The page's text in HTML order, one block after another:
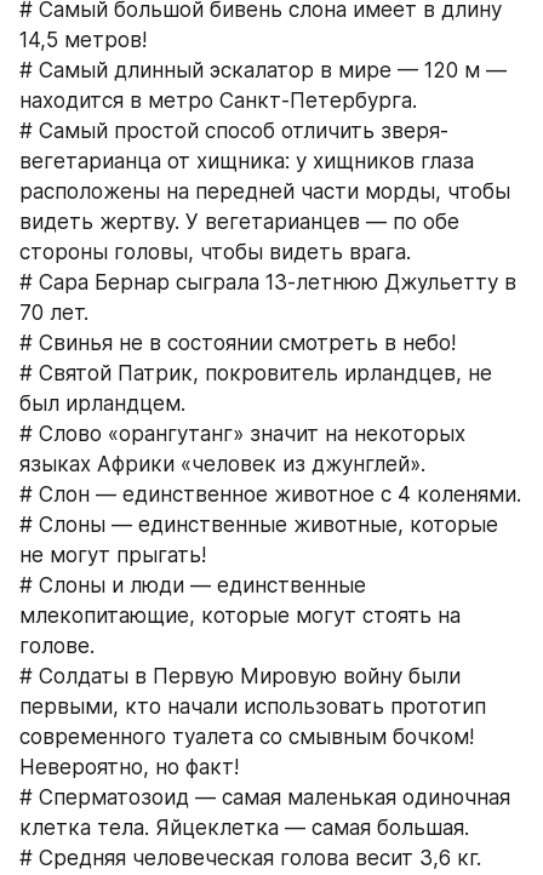
# Самый большой бивень слона имеет в длину
14,5 метров!
# Самый длинный эскалатор в мире — 120 м —
находится в метро Санкт-Петербурга.
# Самый простой способ отличить зверя-
вегетарианца от хищника: у хищников глаза
расположены на передней части морды, чтобы
видеть жертву. У вегетарианцев — по обе
стороны головы, чтобы видеть врага.
# Сара Бернар сыграла 13-летнюю Джульетту в
70 лет.
# Свинья не в состоянии смотреть в небо!
# Святой Патрик, покровитель ирландцев, не
был ирландцем.
# Слово «орангутанг» значит на некоторых
языках Африки «человек из джунглей».
# Слон — единственное животное с 4 коленями.
# Слоны — единственные животные, которые
не могут прыгать!
# Слоны и люди — единственные
млекопитающие, которые могут стоять на
голове.
# Солдаты в Первую Мировую войну были
первыми, кто начали использовать прототип
современного туалета со смывным бочком!
Невероятно, но факт!
# Сперматозоид — самая маленькая одиночная
клетка тела. Яйцеклетка — самая большая.
# Средняя человеческая голова весит 3,6 кг.